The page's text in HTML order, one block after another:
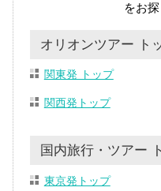
をお探
オリオンツアー ト
関東発 トップ
関西発トップ
国内旅行・ツアー
東京発トップ